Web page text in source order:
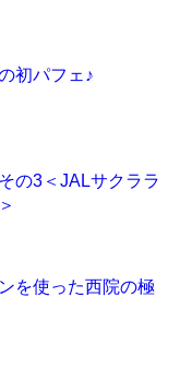
初パフェ♪
の3＜JALサクララ
を使った西院の極